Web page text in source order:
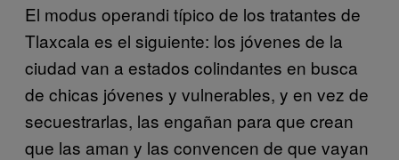
El modus operandi típico de los tratantes de
Tlaxcala es el siguiente: los jóvenes de la
ciudad van a estados colindantes en busca
de chicas jóvenes y vulnerables, y en vez de
secuestrarlas, las engañan para que crean
que las aman y las convencen de que vayan